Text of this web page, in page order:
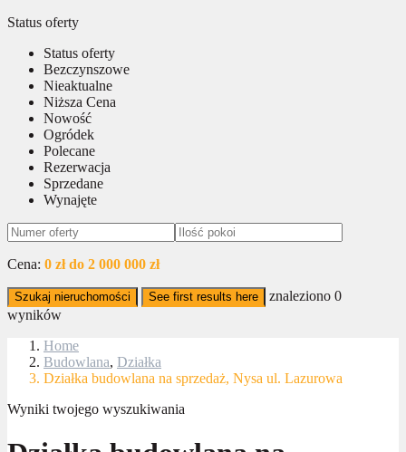
Status oferty
Status oferty
Bezczynszowe
Nieaktualne
Niższa Cena
Nowość
Ogródek
Polecane
Rezerwacja
Sprzedane
Wynajęte
Cena: 0 zł do 2 000 000 zł
Szukaj nieruchomości See first results here znaleziono 0
wyników
Home
Budowlana, Działka
Działka budowlana na sprzedaż, Nysa ul. Lazurowa
Wyniki twojego wyszukiwania